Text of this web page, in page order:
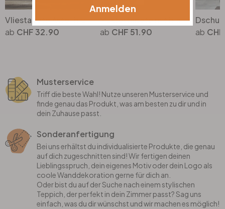
Vliestapete Äste, Blumen Floral Natur matt in Grün Weiss
CHF 32.90
Mustertapete mit Blättern und Gräsern Orange Grün - Dschungel-Vliestapete
CHF 51.90
Musterservice
Triff die beste Wahl! Nutze unseren Musterservice und
finde genau das Produkt, was am besten zu dir und in
dein Zuhause passt.
Sonderanfertigung
Bei uns erhältst du individualisierte Produkte, die genau
auf dich zugeschnitten sind! Wir fertigen deinen
Lieblingsspruch, dein eigenes Motiv oder dein Logo als
coole Wanddekoration gerne für dich an.
Oder bist du auf der Suche nach einem stylischen
Teppich, der perfekt in dein Zimmer passt? Sag uns
einfach, was du dir wünschst und wir machen es möglich!
Anmelden